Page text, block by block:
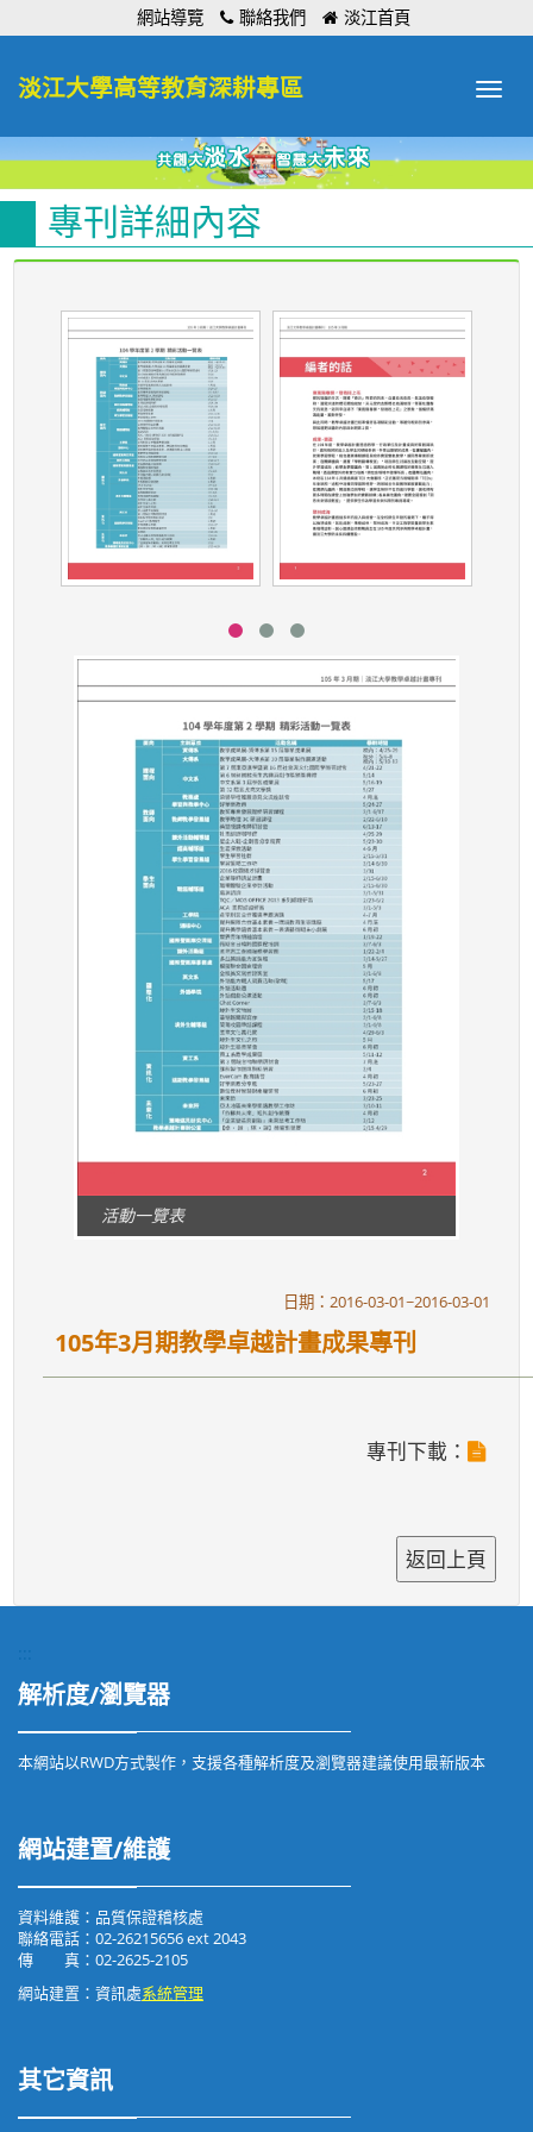
網站導覽 聯絡我們 淡江首頁
Toggle
淡江大學高等教育深耕專區
專刊詳細內容
活動一覽表
日期：2016-03-01~2016-03-01
105年3月期教學卓越計畫成果專刊
專刊下載：
解析度/瀏覽器
本網站以RWD方式製作，支援各種解析度及瀏覽器建議使用最新版本
網站建置/維護
資料維護：品質保證稽核處
聯絡電話：02-26215656 ext 2043
傳 真：02-2625-2105
網站建置：資訊處系統管理
其它資訊